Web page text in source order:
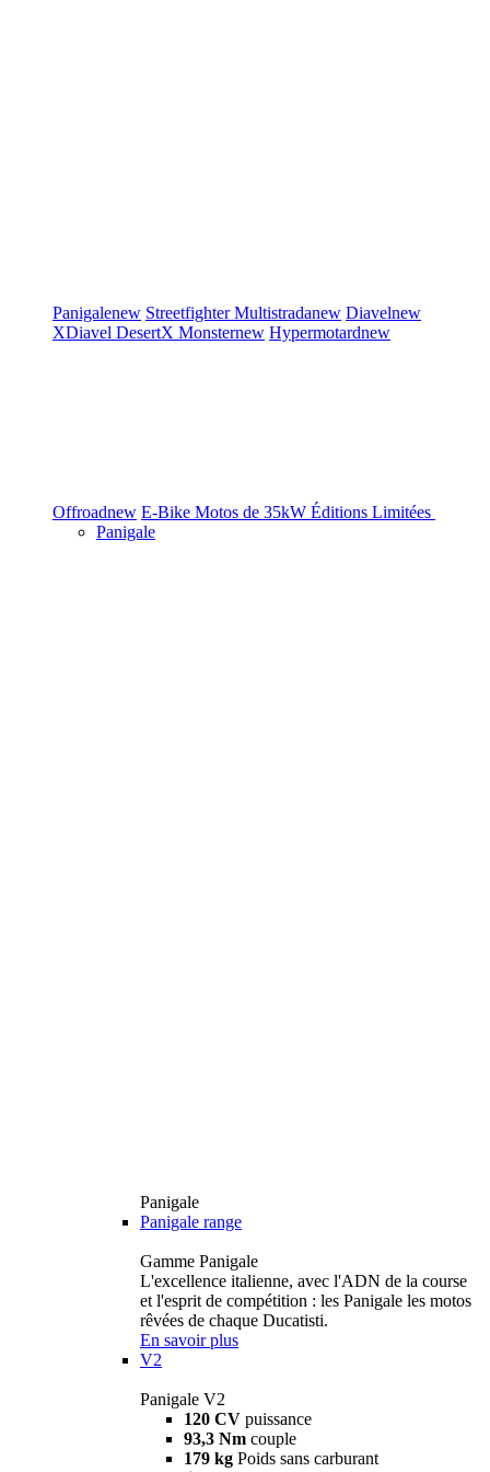
Panigalenew StreetfighterMultistradanew Diavelnew
XDiavel DesertX Monsternew Hypermotardnew
Offroadnew E-Bike Motos de 35kW Éditions Limitées
Panigale
Panigale
Panigale range
Gamme Panigale
L'excellence italienne, avec l'ADN de la course
et l'esprit de compétition : les Panigale les motos
rêvées de chaque Ducatisti.
En savoir plus
V2
Panigale V2
120 CV puissance
93,3 Nm couple
179 kg Poids sans carburant